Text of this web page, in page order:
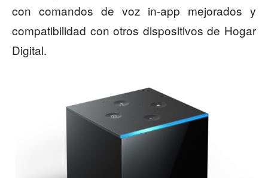
con comandos de voz in-app mejorados y
compatibilidad con otros dispositivos de Hogar
Digital.